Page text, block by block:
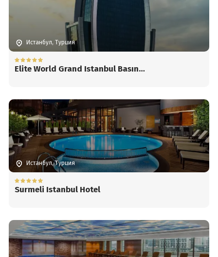
Истанбул, Турция
Elite World Grand Istanbul Basın
Истанбул, Турция
Surmeli Istanbul Hotel